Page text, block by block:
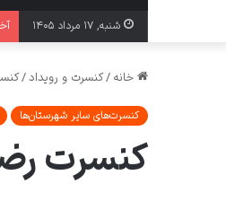
شنبه, ۱۷ مرداد ۱۴۰۵
خانه /کنسرت و رویداد/
کنسرت‌های سایر شهرستان‌ها
کنسرت